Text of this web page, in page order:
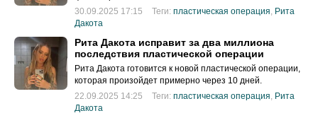
30.09.2025 17:15
Теги: пластическая операция, Рита
Дакота
Рита Дакота исправит за два миллиона
последствия пластической операции
Рита Дакота готовится к новой пластической операции,
которая произойдет примерно через 10 дней.
22.09.2025 14:25
Теги: пластическая операция Рита
Дакота